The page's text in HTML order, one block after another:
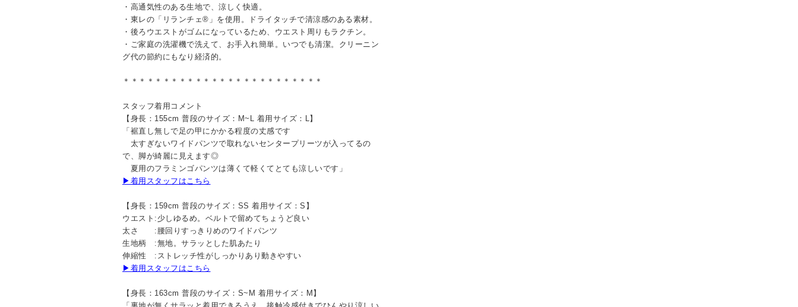
・高通気性のある生地で、涼しく快適。
・東レの「リランチェ®」を使用。ドライタッチで清涼感のある素材。
・後ろウエストがゴムになっているため、ウエスト周りもラクチン。
・ご家庭の洗濯機で洗えて、お手入れ簡単。いつでも清潔。クリーニン
グ代の節約にもなり経済的。
＊＊＊＊＊＊＊＊＊＊＊＊＊＊＊＊＊＊＊＊＊＊＊＊＊
スタッフ着用コメント
【身長：155cm 普段のサイズ：M~L 着用サイズ：L】
「裾直し無しで足の甲にかかる程度の丈感です
太すぎないワイドパンツで取れないセンタープリーツが入ってるの
で、脚が綺麗に見えます◎
夏用のフラミンゴパンツは薄くて軽くてとても涼しいです」
▶着用スタッフはこちら
【身長：159cm 普段のサイズ：SS 着用サイズ：S】
ウエスト:少しゆるめ。ベルトで留めてちょうど良い
太さ :腰回りすっきりめのワイドパンツ
生地柄 :無地。サラッとした肌あたり
伸縮性 :ストレッチ性がしっかりあり動きやすい
▶着用スタッフはこちら
【身長：163cm 普段のサイズ：S~M 着用サイズ：M】